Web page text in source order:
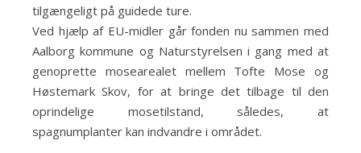
tilgængeligt på guidede ture.
Ved hjælp af EU-midler går fonden nu sammen med
Aalborg kommune og Naturstyrelsen i gang med at
genoprette mosearealet mellem Tofte Mose og
Høstemark Skov, for at bringe det tilbage til den
oprindelige mosetilstand, således, at
spagnumplanter kan indvandre i området.